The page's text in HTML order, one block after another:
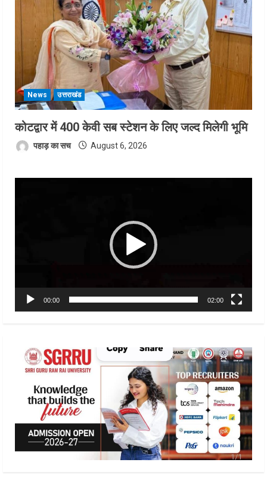
News उत्तराखंड
कोटद्वार में 400 केवी सब स्टेशन के लिए जल्द मिलेगी भूमि
पहाड़ का सच August 6, 2026
00:00 02:00